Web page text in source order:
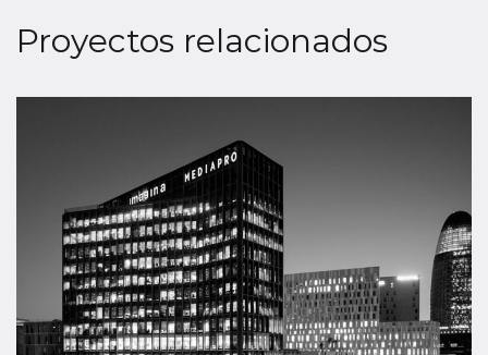
Proyectos relacionados
MEDIAPRO – Campus
Audiovisual